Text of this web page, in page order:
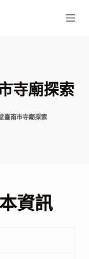
寺廟探索
臺南市寺廟探索
資訊